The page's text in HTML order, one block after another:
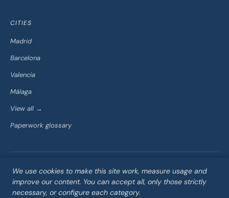
CITIES
Madrid
Barcelona
Valencia
Málaga
View all →
Paperwork glossary
©
2026
Move
to
Acerca
de
Legal
notice
PrivacyCookies
Cookie
preferences
ContactSitemap
from
Unsplash
We use cookies to make this site work, measure usage and
improve our content. You can accept all, only those strictly
necessary, or configure each category.